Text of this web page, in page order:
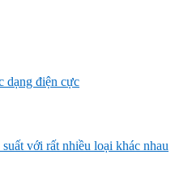
với rất nhiều loại khác nhau